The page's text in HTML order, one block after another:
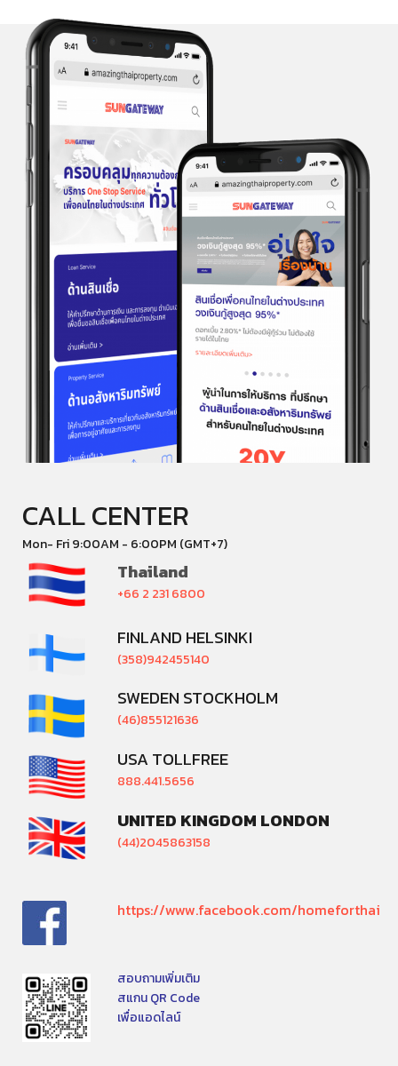
CALL CENTER
Mon- Fri 9:00AM - 6:00PM (GMT+7)
Thailand
+66 2 231 6800
FINLAND HELSINKI
(358)942455140
SWEDEN STOCKHOLM
(46)855121636
USA TOLLFREE
888.441.5656
UNITED KINGDOM LONDON
(44)2045863158
https://www.facebook.com/homeforthai
สอบถามเพิ่มเติม
สแกน QR Code
เพื่อแอดไลน์